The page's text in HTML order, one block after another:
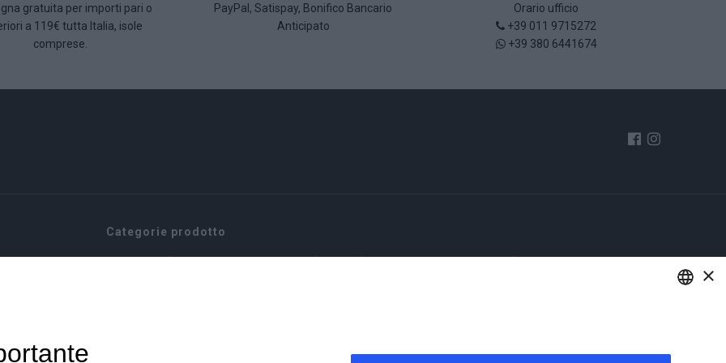
gratuita per importi pari o
a 119€ tutta Italia, isole
comprese.
PayPal, Satispay, Bonifico Bancario
Anticipato
Orario ufficio
+39 011 9715272
+39 380 6441674
Categorie prodotto
Tonno e mare
×